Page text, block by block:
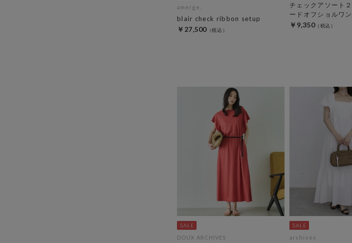
amerge.
blair check ribbon setup
￥27,500
チェックアソート
ードオフショルワ
￥9,350
DOUX ARCHIVES archives